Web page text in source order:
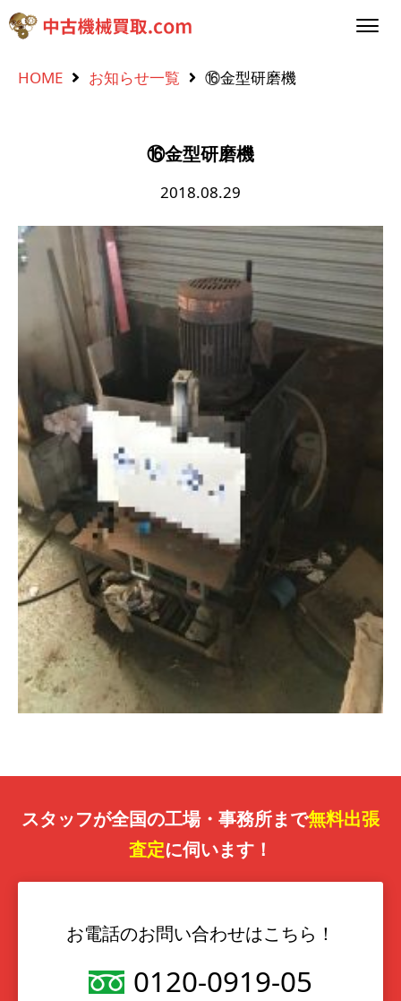
HOME お知らせ一覧 ⑯金型研磨機
⑯金型研磨機
2018.08.29
スタッフが全国の工場・事務所まで無料出張
査定に伺います！
お電話のお問い合わせはこちら！
0120-0919-05